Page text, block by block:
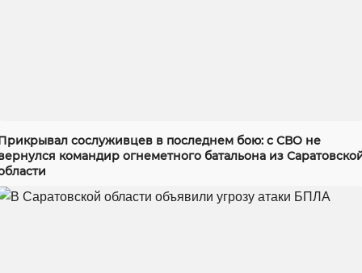
сослуживцев в последнем бою: с СВО не
командир огнеметного батальона из